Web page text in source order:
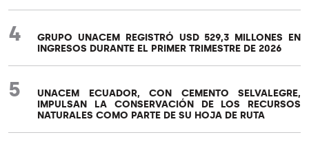
4
GRUPO UNACEM REGISTRÓ USD 529,3 MILLONES EN
INGRESOS DURANTE EL PRIMER TRIMESTRE DE 2026
5
UNACEM ECUADOR, CON CEMENTO SELVALEGRE,
IMPULSAN LA CONSERVACIÓN DE LOS RECURSOS
NATURALES COMO PARTE DE SU HOJA DE RUTA